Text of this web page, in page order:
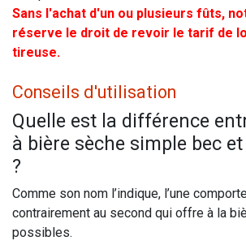
Sans l'achat d'un ou plusieurs fûts,
réserve le droit de revoir le tarif de
tireuse.
Conseils d'utilisation
Quelle est la différence
à bière sèche simple bec
?
Comme son nom l’indique, l’une
contrairement au second qui offre à la
possibles.